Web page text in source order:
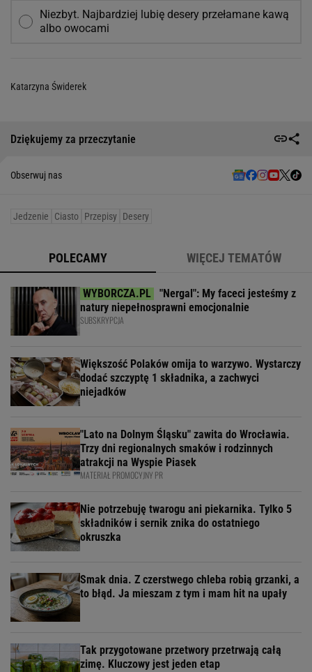
Niezbyt. Najbardziej lubię desery przełamane kawą
albo owocami
Katarzyna Świderek
Dziękujemy za przeczytanie
Obserwuj nas
Jedzenie Ciasto Przepisy Desery
POLECAMY WIĘCEJ TEMATÓW
"Nergal": My faceci jesteśmy z
natury niepełnosprawni emocjonalnie
SUBSKRYPCJA
Większość Polaków omija to warzywo. Wystarczy
dodać szczyptę 1 składnika, a zachwyci
niejadków
"Lato na Dolnym Śląsku" zawita do Wrocławia.
Trzy dni regionalnych smaków i rodzinnych
atrakcji na Wyspie Piasek
MATERIAŁ PROMOCYJNY PR
Nie potrzebuję twarogu ani piekarnika. Tylko 5
składników i sernik znika do ostatniego
okruszka
Smak dnia. Z czerstwego chleba robią grzanki, a
to błąd. Ja mieszam z tym i mam hit na upały
Tak przygotowane przetwory przetrwają całą
zimę. Kluczowy jest jeden etap